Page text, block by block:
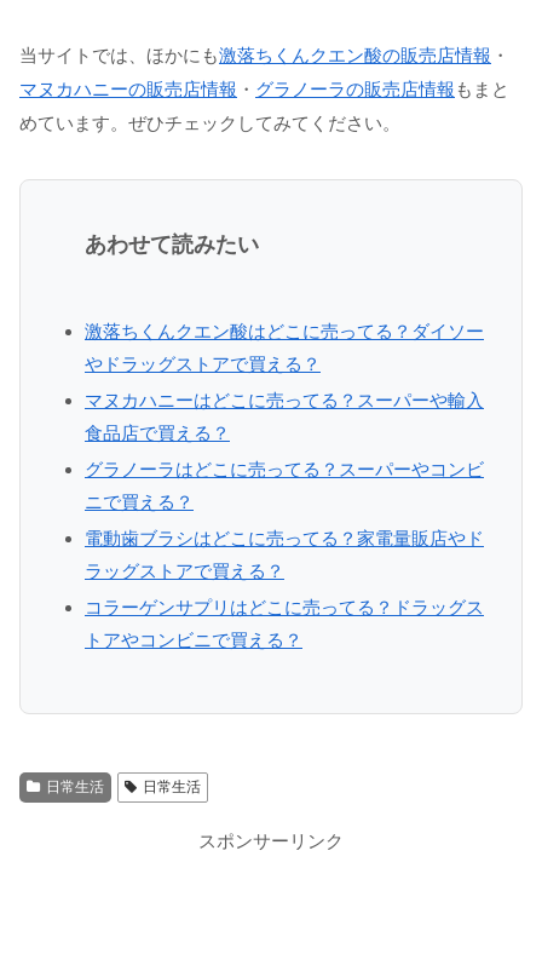
当サイトでは、ほかにも激落ちくんクエン酸の販売店情報 ・
マヌカハニーの販売店情報 ・ グラノーラの販売店情報 もまと
めています。ぜひチェックしてみてください。
あわせて読みたい
激落ちくんクエン酸はどこに売ってる？ダイソー
やドラッグストアで買える？
マヌカハニーはどこに売ってる？スーパーや輸入
食品店で買える？
グラノーラはどこに売ってる？スーパーやコンビ
ニで買える？
電動歯ブラシはどこに売ってる？家電量販店やド
ラッグストアで買える？
コラーゲンサプリはどこに売ってる？ドラッグス
トアやコンビニで買える？
日常生活 日常生活
スポンサーリンク